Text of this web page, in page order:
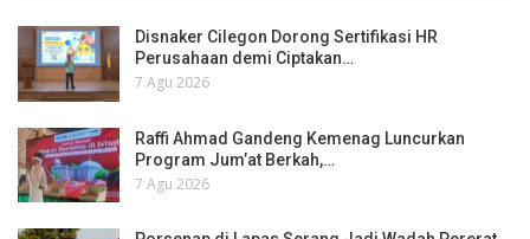
Disnaker Cilegon Dorong Sertifikasi HR
Perusahaan demi Ciptakan…
7 Agu 2026
Raffi Ahmad Gandeng Kemenag Luncurkan
Program Jum’at Berkah,…
7 Agu 2026